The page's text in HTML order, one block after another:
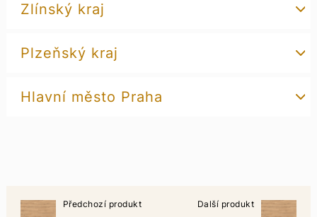
Zlínský kraj
Plzeňský kraj
Hlavní město Praha
Předchozí produkt Další produkt